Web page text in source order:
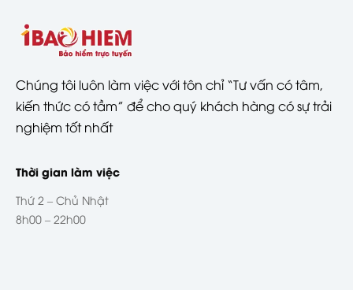
Chúng tôi luôn làm việc với tôn chỉ “Tư vấn có tâm,
kiến thức có tầm” để cho quý khách hàng có sự trải
nghiệm tốt nhất
Thời gian làm việc
Thứ 2 – Chủ Nhật
8h00 – 22h00